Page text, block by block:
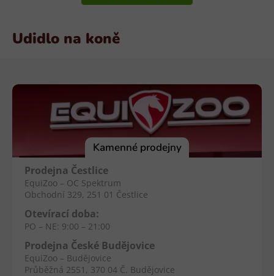
Udidlo na koně
Kamenné prodejny
Prodejna Čestlice
EquiZoo – OC Spektrum
Obchodní 329, 251 01 Čestlice
Otevírací doba:
PO – NE: 9:00 – 21:00
Prodejna České Budějovice
EquiZoo – Budějovice
Průběžná 2551, 370 04 Č. Budějovice